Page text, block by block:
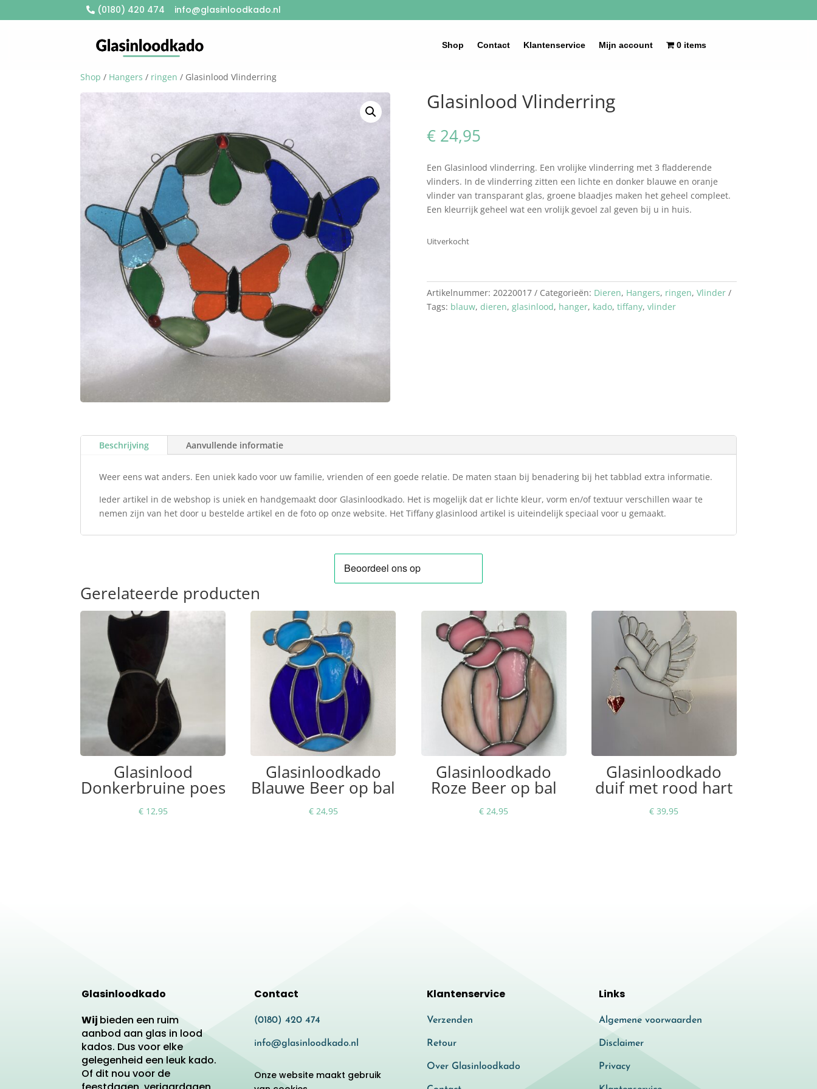
(0180) 420 474 info@glasinloodkado.nl
Shop Contact Klantenservice Mijn account 0 items
Shop / Hangers / ringen / Glasinlood Vlinderring
Glasinlood Vlinderring
€24,95
Een Glasinlood vlinderring. Een vrolijke vlinderring met 3 fladderende
vlinders. In de vlinderring zitten een lichte en donker blauwe en oranje
vlinder van transparant glas, groene blaadjes maken het geheel compleet.
Een kleurrijk geheel wat een vrolijk gevoel zal geven bij u in huis.
Uitverkocht
Artikelnummer: 20220017 Categorieën: Dieren, Hangers, ringen, Vlinder
Tags: blauw, dieren, glasinlood, hanger, kado, tiffany, vlinder
Beschrijving Aanvullende informatie
Weer eens wat anders. Een uniek kado voor uw familie, vrienden of een goede relatie. De maten staan bij benadering bij het tabblad extra informatie.
Ieder artikel in de webshop is uniek en handgemaakt door Glasinloodkado. Het is mogelijk dat er lichte kleur, vorm en/of textuur verschillen waar te
nemen zijn van het door u bestelde artikel en de foto op onze website. Het Tiffany glasinlood artikel is uiteindelijk speciaal voor u gemaakt.
Gerelateerde producten
Glasinlood
Donkerbruine poes
€12,95
Glasinloodkado
Blauwe Beer op bal
€24,95
Glasinloodkado
Roze Beer op bal
€ 24,95
Glasinloodkado
duif met rood hart
€ 39,95
Glasinloodkado
Wij bieden een ruim
aanbod aan glas in lood
kados. Dus voor elke
gelegenheid een leuk kado.
Of dit nou voor de
Contact
(0180) 420 474
info@glasinloodkado.nl
Onze website maakt gebruik
Klantenservice
Verzenden
Retour
Over Glasinloodkado
Links
Algemene voorwaarden
Disclaimer
Privacy